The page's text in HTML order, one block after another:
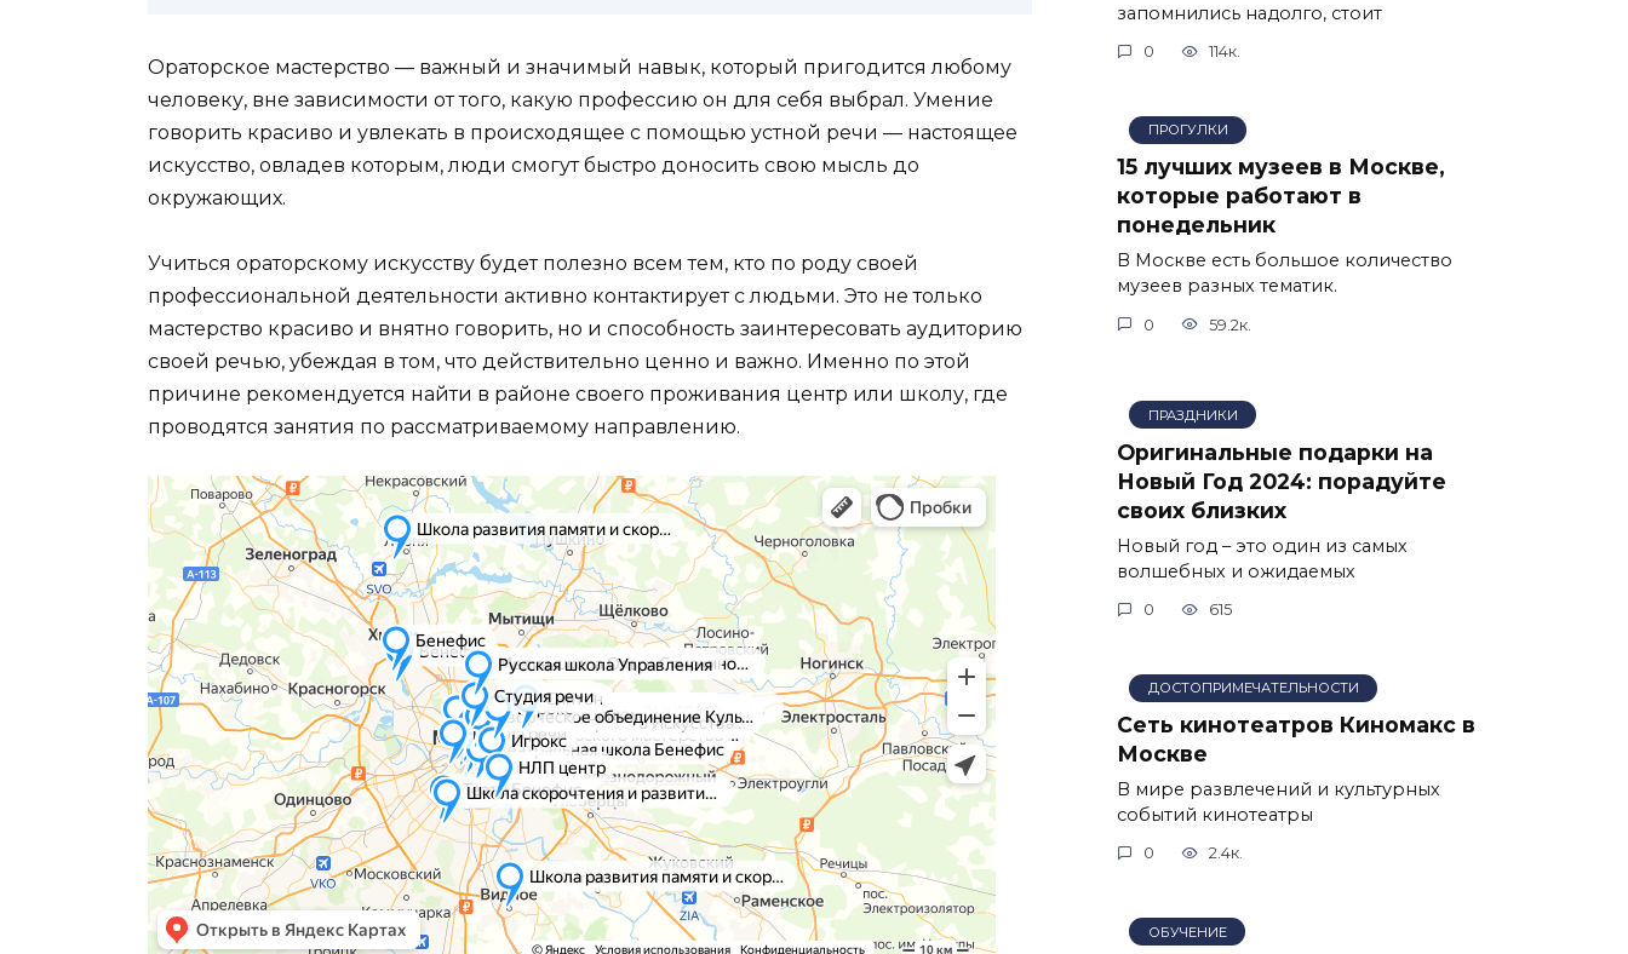
Ораторское мастерство — важный и значимый навык, который пригодится любому
человеку, вне зависимости от того, какую профессию он для себя выбрал. Умение
говорить красиво и увлекать в происходящее с помощью устной речи — настоящее
искусство, овладев которым, люди смогут быстро доносить свою мысль до
окружающих.
Учиться ораторскому искусству будет полезно всем тем, кто по роду своей
профессиональной деятельности активно контактирует с людьми. Это не только
мастерство красиво и внятно говорить, но и способность заинтересовать аудиторию
своей речью, убеждая в том, что действительно ценно и важно. Именно по этой
причине рекомендуется найти в районе своего проживания центр или школу, где
проводятся занятия по рассматриваемому направлению.
запомнились надолго, стоит
0 114к.
ПРОГУЛКИ
15 лучших музеев в Москве,
которые работают в
понедельник
В Москве есть большое количество
музеев разных тематик.
0 59.2к.
ПРАЗДНИКИ
Оригинальные подарки на
Новый Год 2024: порадуйте
своих близких
Новый год – это один из самых
волшебных и ожидаемых
0 615
ДОСТОПРИМЕЧАТЕЛЬНОСТИ
Сеть кинотеатров Киномакс в
Москве
В мире развлечений и культурных
событий кинотеатры
0 2.4к.
ОБУЧЕНИЕ